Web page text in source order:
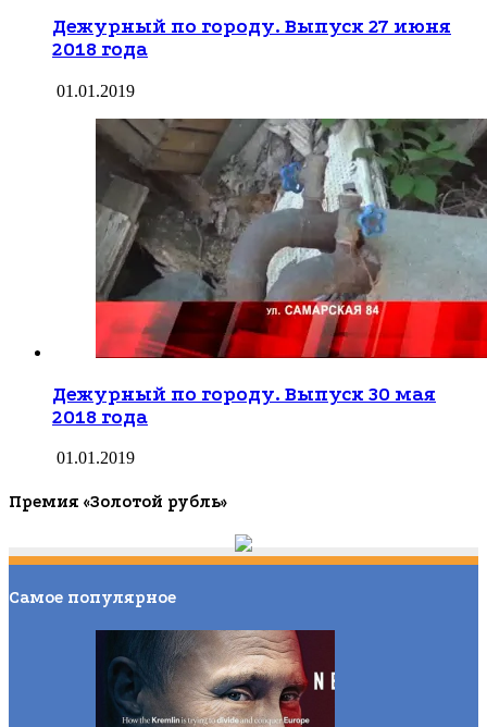
Дежурный по городу. Выпуск 27 июня
2018 года
01.01.2019
Дежурный по городу. Выпуск 30 мая
2018 года
01.01.2019
Премия «Золотой рубль»
Самое популярное